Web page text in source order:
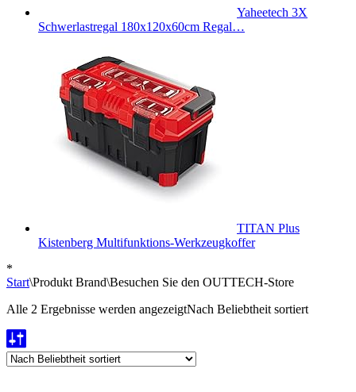
Yaheetech 3X
Schwerlastregal 180x120x60cm Regal…
TITAN Plus
Kistenberg Multifunktions-Werkzeugkoffer
*
Start\Produkt Brand\Besuchen Sie den OUTTECH-Store
Alle 2 Ergebnisse werden angezeigtNach Beliebtheit sortiert